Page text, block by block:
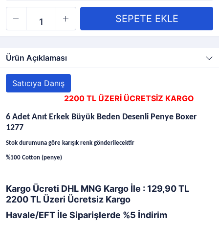
Ürün Açıklaması
Satıcıya Danış
2200 TL ÜZERİ ÜCRETSİZ KARGO
6 Adet Anıt Erkek Büyük Beden Desenli Penye Boxer
1277
Stok durumuna göre karışık renk gönderilecektir
%100 Cotton (penye)
Kargo Ücreti DHL MNG Kargo İle : 129,90 TL
2200 TL Üzeri Ücretsiz Kargo
Havale/EFT İle Siparişlerde %5 İndirim